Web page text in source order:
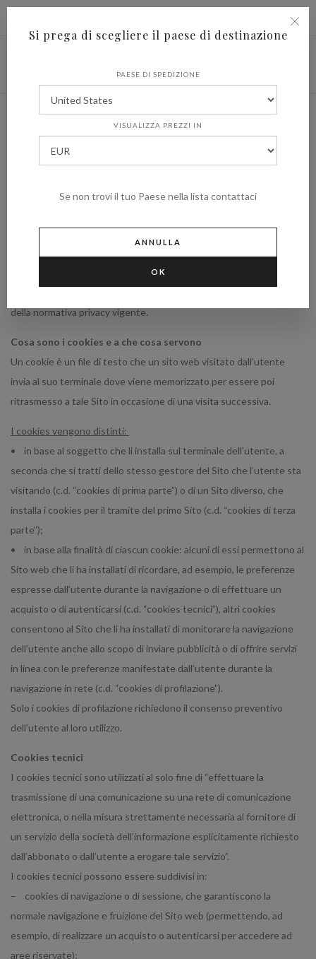
Cookie Policy
HOME COOKIE POLICY
alle previsioni dell’art.13 del Regolamento UE 2016/679 sulla
della normativa privacy vigente.
Cosa sono i cookies e a che cosa servono
Un cookie è un file di testo che un sito web visitato dall’utente
invia al suo terminale dove viene memorizzato per essere poi
ritrasmesso a tale Sito in occasione di una visita successiva.
I cookies vengono distinti:
• in base al soggetto che li installa sul terminale dell’utente, a
seconda che si tratti dello stesso gestore del Sito che l’utente sta
visitando (c.d. “cookies di prima parte”) o di un Sito diverso, che
installa i cookies per il tramite del primo Sito (c.d. “cookies di terza
parte”);
• in base alla finalità di ciascun cookie: alcuni di essi permettono al
Sito web che li ha installati di ricordare, ad esempio, le preferenze
espresse dall’utente durante la navigazione o di effettuare un
acquisto o di autenticarsi (c.d. “cookies tecnici”), altri cookies
consentono al Sito che li ha installati di monitorare la navigazione
dell’utente anche allo scopo di inviare pubblicità o di offrire servizi
in linea con le preferenze manifestate dall’utente durante la
navigazione in rete (c.d. “cookies di profilazione”).
Solo i cookies di profilazione richiedono il consenso preventivo
dell’utente al loro utilizzo.
Cookies tecnici
I cookies tecnici sono utilizzati al solo fine di “effettuare la
trasmissione di una comunicazione su una rete di comunicazione
elettronica, o nella misura strettamente necessaria al fornitore di
un servizio della società dell’informazione esplicitamente richiesto
dall’abbonato o dall’utente a erogare tale servizio”.
I cookies tecnici possono essere suddivisi in:
– cookies di navigazione o di sessione, che garantiscono la
normale navigazione e fruizione del Sito web (permettendo, ad
esempio, di realizzare un acquisto o autenticarsi per accedere ad
aree riservate);
Si prega di scegliere il paese di destinazione
PAESE DI SPEDIZIONE
VISUALIZZA PREZZI IN
Se non trovi il tuo Paese nella lista contattaci
ANNULLA
OK